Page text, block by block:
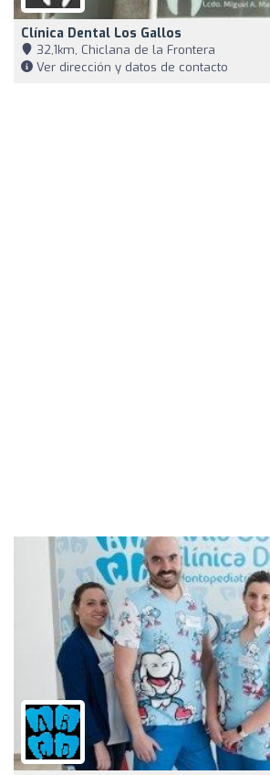
Clínica Dental Los Gallos
32,1km, Chiclana de la Frontera
Ver dirección y datos de contacto